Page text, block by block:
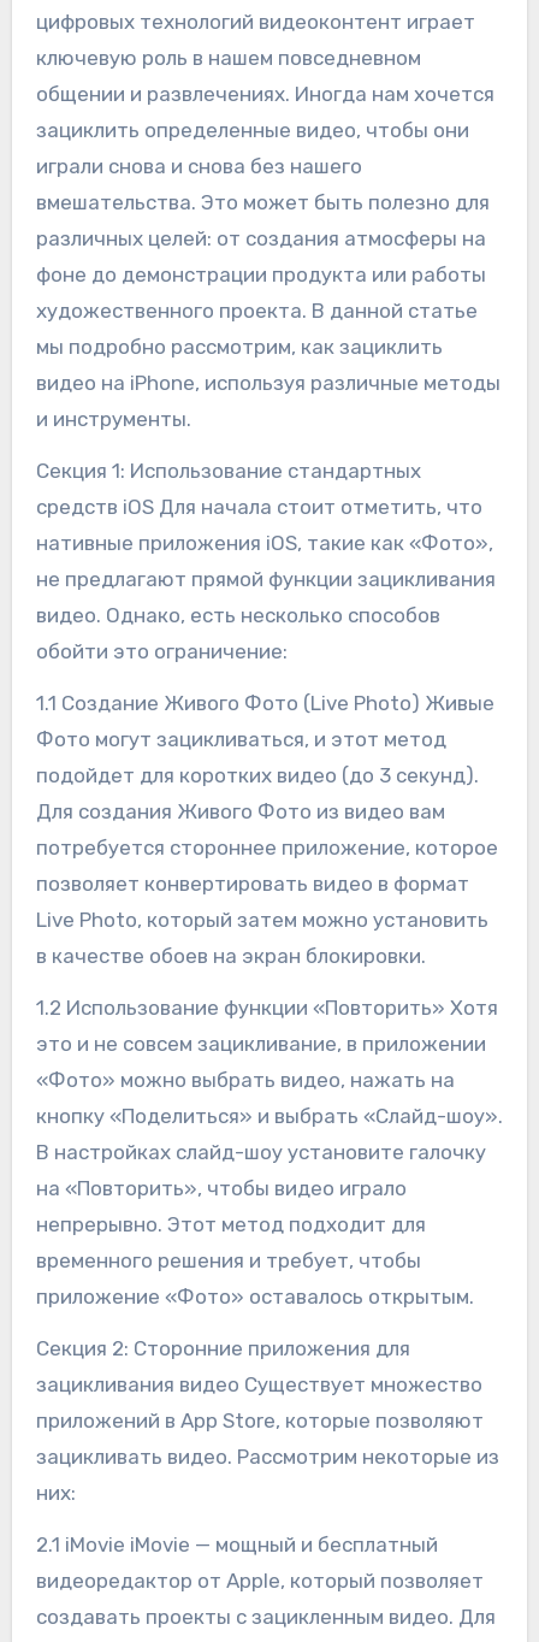
цифровых технологий видеоконтент играет
ключевую роль в нашем повседневном
общении и развлечениях. Иногда нам хочется
зациклить определенные видео, чтобы они
играли снова и снова без нашего
вмешательства. Это может быть полезно для
различных целей: от создания атмосферы на
фоне до демонстрации продукта или работы
художественного проекта. В данной статье
мы подробно рассмотрим, как зациклить
видео на iPhone, используя различные методы
и инструменты.
Секция 1: Использование стандартных
средств iOS Для начала стоит отметить, что
нативные приложения iOS, такие как «Фото»,
не предлагают прямой функции зацикливания
видео. Однако, есть несколько способов
обойти это ограничение:
1.1 Создание Живого Фото (Live Photo) Живые
Фото могут зацикливаться, и этот метод
подойдет для коротких видео (до 3 секунд).
Для создания Живого Фото из видео вам
потребуется стороннее приложение, которое
позволяет конвертировать видео в формат
Live Photo, который затем можно установить
в качестве обоев на экран блокировки.
1.2 Использование функции «Повторить» Хотя
это и не совсем зацикливание, в приложении
«Фото» можно выбрать видео, нажать на
кнопку «Поделиться» и выбрать «Слайд-шоу».
В настройках слайд-шоу установите галочку
на «Повторить», чтобы видео играло
непрерывно. Этот метод подходит для
временного решения и требует, чтобы
приложение «Фото» оставалось открытым.
Секция 2: Сторонние приложения для
зацикливания видео Существует множество
приложений в App Store, которые позволяют
зацикливать видео. Рассмотрим некоторые из
них:
2.1 iMovie iMovie — мощный и бесплатный
видеоредактор от Apple, который позволяет
создавать проекты с зацикленным видео. Для